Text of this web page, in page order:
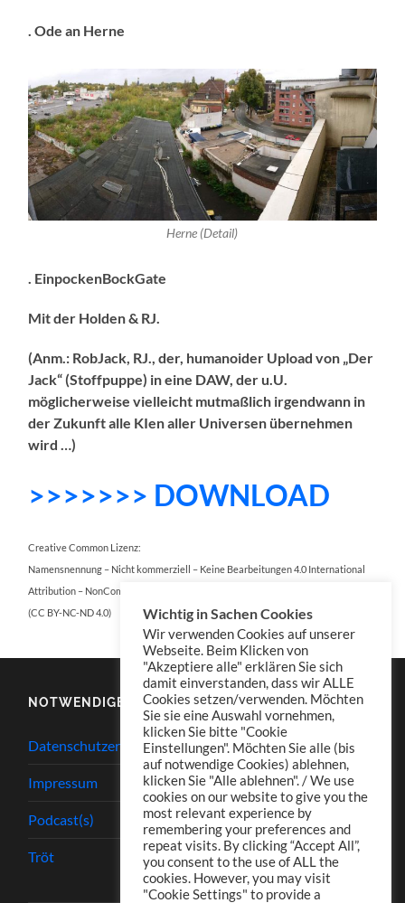
. Ode an Herne
Herne (Detail)
. EinpockenBockGate
Mit der Holden & RJ.
(Anm.: RobJack, RJ., der, humanoider Upload von „Der
Jack“ (Stoffpuppe) in eine DAW, der u.U.
möglicherweise vielleicht mutmaßlich irgendwann in
der Zukunft alle KIen aller Universen übernehmen
wird …)
>>>>>>> DOWNLOAD
Creative Common Lizenz:
Namensnennung – Nicht kommerziell – Keine Bearbeitungen 4.0 International
Attribution – NonCommercial – NoDerivatives 4.0 International
(CC BY-NC-ND 4.0)
NOTWENDIGES
Datenschutzerklärung
Impressum
Podcast(s)
Tröt
Wichtig in Sachen Cookies
Wir verwenden Cookies auf unserer
Webseite. Beim Klicken von
"Akzeptiere alle" erklären Sie sich
damit einverstanden, dass wir ALLE
Cookies setzen/verwenden. Möchten
Sie sie eine Auswahl vornehmen,
klicken Sie bitte "Cookie
Einstellungen". Möchten Sie alle (bis
auf notwendige Cookies) ablehnen,
klicken Sie "Alle ablehnen". / We use
cookies on our website to give you the
most relevant experience by
remembering your preferences and
repeat visits. By clicking “Accept All”,
you consent to the use of ALL the
cookies. However, you may visit
"Cookie Settings" to provide a